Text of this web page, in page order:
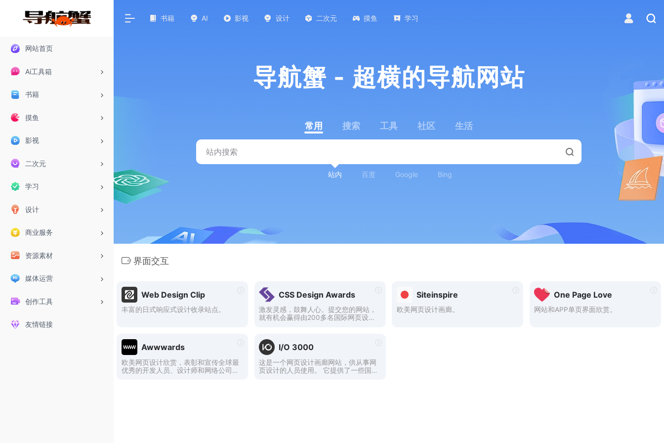
网站首页
Ai工具箱
书籍
摸鱼
影视
二次元
学习
设计
商业服务
资源素材
媒体运营
创作工具
友情链接
书籍 AI 影视 设计 二次元 摸鱼 学习
导航蟹 - 超横的导航网站
常用 搜索 工具 社区 生活
站内 百度 Google Bing
界面交互
Web Design Clip
丰富的日式响应式设计收录站点。
CSS Design Awards
激发灵感，鼓舞人心。提交您的网站，
就有机会赢得由200多名国际网页设计
验奖”等奖项。
Siteinspire
欧美网页设计画廊。
One Page Love
网站和APP单页界面欣赏。
Awwwards
欧美网页设计欣赏，表彰和宣传全球最
优秀的开发人员、设计师和网络公司的
I/O 3000
这是一个网页设计画廊网站，供从事网
页设计的人员使用。 它提供了一些国